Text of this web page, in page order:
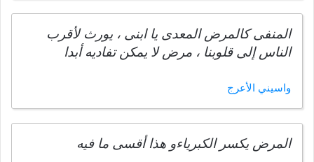
المنفى كالمرض المعدى يا ابنى ، يورث لأقرب
الناس إلى قلوبنا ، مرض لا يمكن تفاديه أبدا
واسيني الأعرج
المرض يكسر الكبرياءو هذا أقسى ما فيه